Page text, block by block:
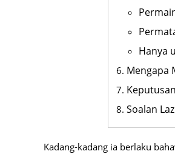
Hanya
Mengapa
Soalan
Kadang-kadang ia berlaku